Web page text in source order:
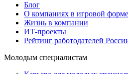
Блог
О компаниях в игровой форме
Жизнь в компании
ИТ-проекты
Рейтинг работодателей
Молодым специалистам